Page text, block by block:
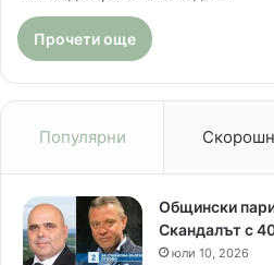
Прочети още
Популярни
Общински
Скандалът с
юли 10, 2026